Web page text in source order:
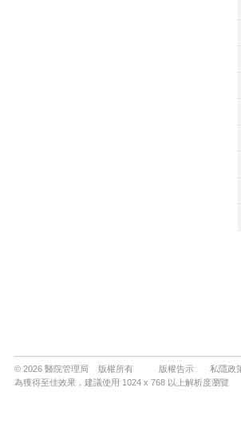
© 2026 醫院管理局 版權所有 版權告示 私隱政
為獲得至佳效果，建議使用 1024 x 768 以上解析度瀏覽